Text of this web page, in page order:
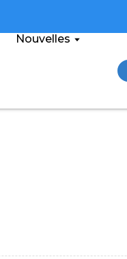
Nouvelles